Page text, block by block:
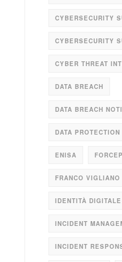
CYBERSECURITY
CYBERSECURITY
CYBER THREAT
DATA BREACH
DATA BREACH
DATA PROTECTION
ENISA
FRANCO VIGLIANO
IDENTITÀ DIGITALE
INCIDENT
INCIDENT